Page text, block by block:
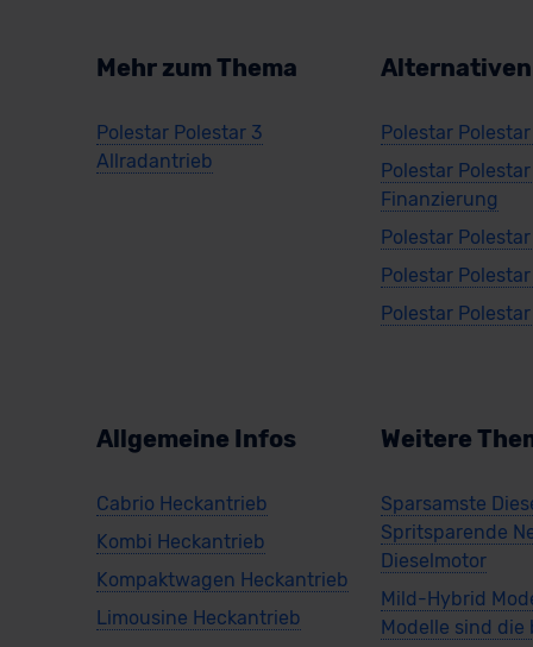
Mehr zum Thema
Polestar Polestar 3
Allradantrieb
Alternativen
Polestar
Polestar
Finanzierung
Polestar
Polestar
Polestar
Allgemeine Infos
Cabrio Heckantrieb
Kombi Heckantrieb
Kompaktwagen Heckantrieb
Limousine Heckantrieb
Weitere
Sparsamste
Spritsparende
Dieselmotor
Mild-Hybrid
Modelle sind die